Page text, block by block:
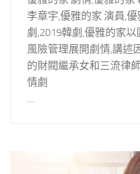
李章宇,優雅的家 演員,
劇,2019韓劇,優雅的家
風險管理展開劇情,講述
的財閥繼承女和三流律
情劇
…